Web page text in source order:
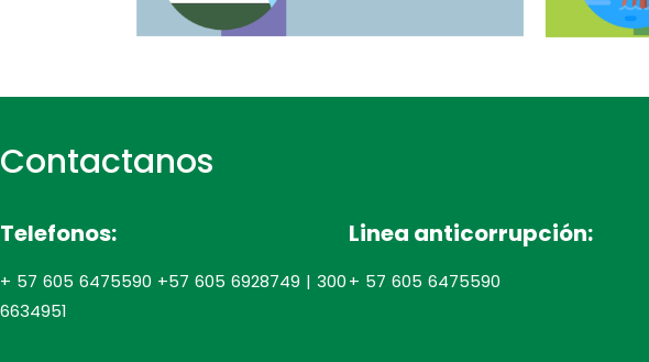
Contactanos
Telefonos:
+ 57 605 6475590 +57 605 6928749 | 300
6634951
Linea anticorrupción:
+ 57 605 6475590